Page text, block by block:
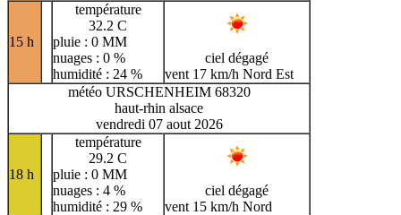
15 h
température
32.2 C
pluie : 0 MM
nuages : 0 %
humidité : 24 %
ciel dégagé
vent 17 km/h Nord Est
météo URSCHENHEIM 68320
haut-rhin alsace
vendredi 07 aout 2026
18 h
température
29.2 C
pluie : 0 MM
nuages : 4 %
humidité : 29 %
ciel dégagé
vent 15 km/h Nord